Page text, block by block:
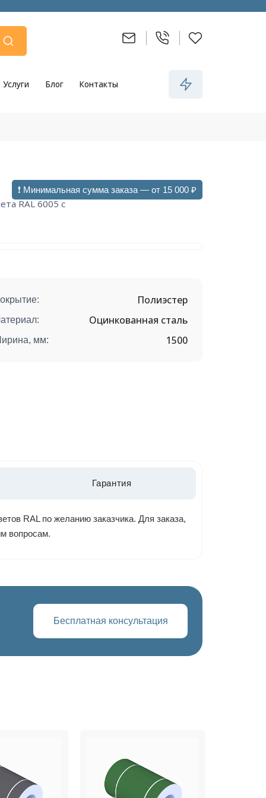
Услуги Блог Контакты
❗ Минимальная сумма заказа — от 15 000 ₽
Полиэстер
Оцинкованная сталь
мм: 1500
Гарантия
RAL по желанию заказчика. Для заказа,
вопросам.
Бесплатная консультация